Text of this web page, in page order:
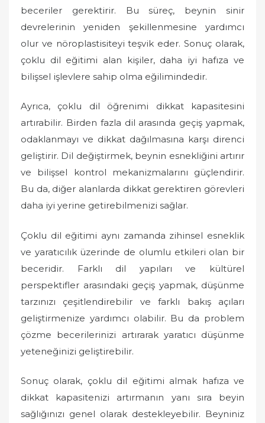
beceriler gerektirir. Bu süreç, beynin sinir
devrelerinin yeniden şekillenmesine yardımcı
olur ve nöroplastisiteyi teşvik eder. Sonuç olarak,
çoklu dil eğitimi alan kişiler, daha iyi hafıza ve
bilişsel işlevlere sahip olma eğilimindedir.
Ayrıca, çoklu dil öğrenimi dikkat kapasitesini
artırabilir. Birden fazla dil arasında geçiş yapmak,
odaklanmayı ve dikkat dağılmasına karşı direnci
geliştirir. Dil değiştirmek, beynin esnekliğini artırır
ve bilişsel kontrol mekanizmalarını güçlendirir.
Bu da, diğer alanlarda dikkat gerektiren görevleri
daha iyi yerine getirebilmenizi sağlar.
Çoklu dil eğitimi aynı zamanda zihinsel esneklik
ve yaratıcılık üzerinde de olumlu etkileri olan bir
beceridir. Farklı dil yapıları ve kültürel
perspektifler arasındaki geçiş yapmak, düşünme
tarzınızı çeşitlendirebilir ve farklı bakış açıları
geliştirmenize yardımcı olabilir. Bu da problem
çözme becerilerinizi artırarak yaratıcı düşünme
yeteneğinizi geliştirebilir.
Sonuç olarak, çoklu dil eğitimi almak hafıza ve
dikkat kapasitenizi artırmanın yanı sıra beyin
sağlığınızı genel olarak destekleyebilir. Beyniniz